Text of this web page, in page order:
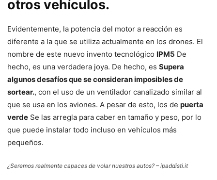
otros vehículos.
Evidentemente, la potencia del motor a reacción es
diferente a la que se utiliza actualmente en los drones. El
nombre de este nuevo invento tecnológico IPM5 De
hecho, es una verdadera joya. De hecho, es Supera
algunos desafíos que se consideran imposibles de
sortear., con el uso de un ventilador canalizado similar al
que se usa en los aviones. A pesar de esto, los de puerta
verde Se las arregla para caber en tamaño y peso, por lo
que puede instalar todo incluso en vehículos más
pequeños.
¿Seremos realmente capaces de volar nuestros autos? – ipaddisti.it